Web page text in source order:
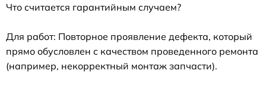
Что считается гарантийным случаем?
Для работ: Повторное проявление дефекта, который
прямо обусловлен с качеством проведенного ремонта
(например, некорректный монтаж запчасти).